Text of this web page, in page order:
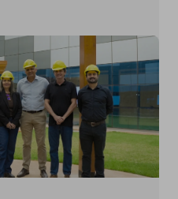
visita Sicredi